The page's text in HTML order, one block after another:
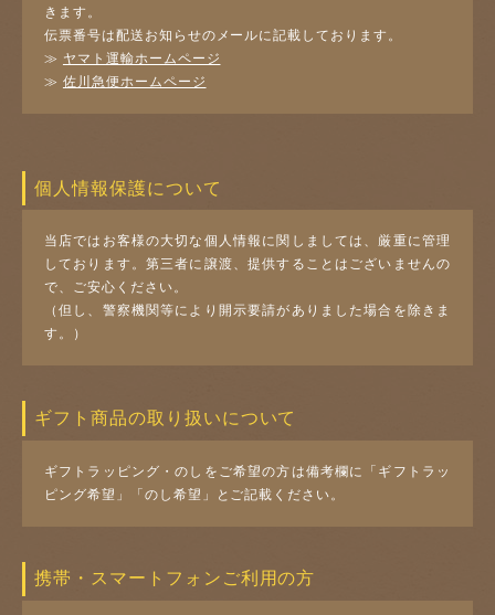
きます。
伝票番号は配送お知らせのメールに記載しております。
≫ ヤマト運輸ホームページ
≫ 佐川急便ホームページ
個人情報保護について
当店ではお客様の大切な個人情報に関しましては、厳重に管理
しております。第三者に譲渡、提供することはございませんの
で、ご安心ください。
（但し、警察機関等により開示要請がありました場合を除きま
す。）
ギフト商品の取り扱いについて
ギフトラッピング・のしをご希望の方は備考欄に「ギフトラッ
ピング希望」「のし希望」とご記載ください。
携帯・スマートフォンご利用の方